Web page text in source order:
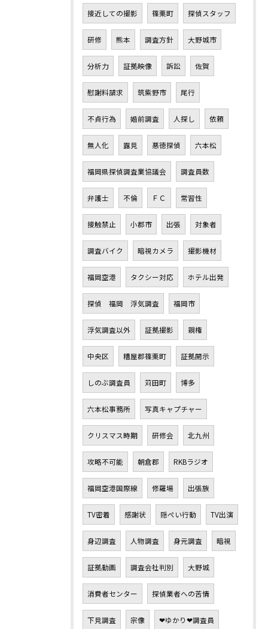
接近しての撮影 篠栗町 探偵スタッフ
研修 熊本 調査方針 大野城市
分析力 証拠映像 訴訟 佐賀
慰謝料請求 筑紫野市 尾行
不貞行為 婚前調査 人探し 依頼
無人化 露見 悪徳探偵 六本松
福岡県探偵調査業協議会 調査員数
弁護士 不倫 ＦＣ 常習性
接触禁止 小郡市 出張 対象者
調査バイク 暗視カメラ 撮影機材
福岡空港 タクシー対応 ホテル出発
探偵 福岡 浮気調査 福岡市
浮気調査以外 証拠撮影 親権
中央区 糟屋郡篠栗町 証拠開示
しのぶ調査員 苅田町 博多
六本松事務所 写真キャプチャー
クリスマス時期 研修会 北九州
攻略不可能 朝倉郡 RKBラジオ
福岡空港国際線 修羅場 出張族
TV密着 感謝状 隠ぺい行動 TV出演
身辺調査 人物調査 身元調査 暗視
証拠動画 調査会社判別 大野城
消費者センター 探偵業者への苦情
下見調査 宗像 ❤ゆかり❤調査員